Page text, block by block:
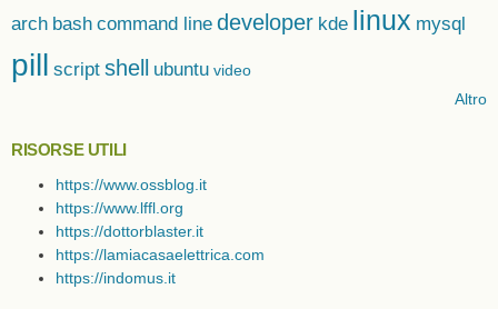
arch bash command line developer kde linux mysql
pill script shell ubuntu video
Altro
RISORSE UTILI
https://www.ossblog.it
https://www.lffl.org
https://dottorblaster.it
https://lamiacasaelettrica.com
https://indomus.it